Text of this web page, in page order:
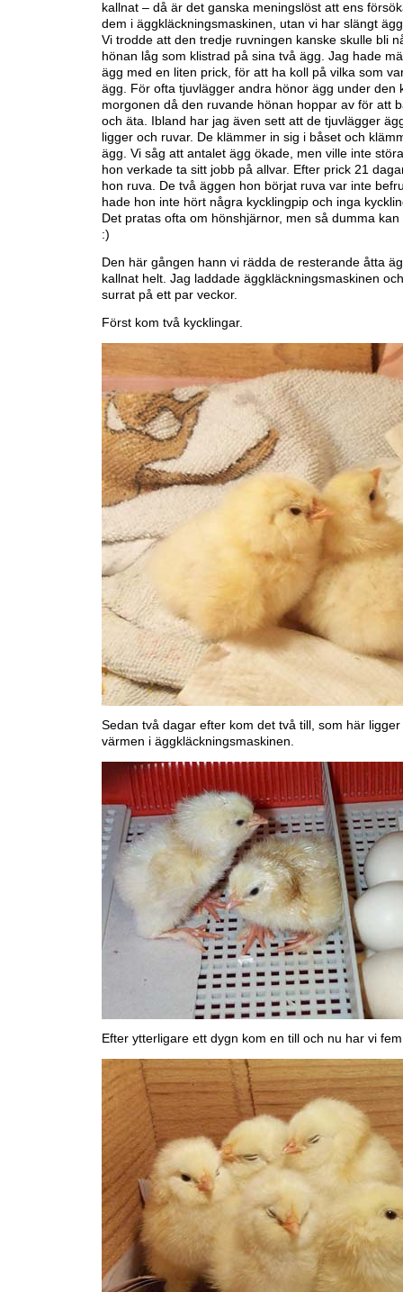
kallnat – då är det ganska meningslöst att ens
dem i äggkläckningsmaskinen, utan vi har slängt
Vi trodde att den tredje ruvningen kanske skulle bli
hönan låg som klistrad på sina två ägg. Jag hade
ägg med en liten prick, för att ha koll på vilka som
ägg. För ofta tjuvlägger andra hönor ägg under den
morgonen då den ruvande hönan hoppar av för att
och äta. Ibland har jag även sett att de tjuvlägger
ligger och ruvar. De klämmer in sig i båset och
ägg. Vi såg att antalet ägg ökade, men ville inte
hon verkade ta sitt jobb på allvar. Efter prick 21
hon ruva. De två äggen hon börjat ruva var inte
hade hon inte hört några kycklingpip och inga
Det pratas ofta om hönshjärnor, men så dumma
:)
Den här gången hann vi rädda de resterande åtta
kallnat helt. Jag laddade äggkläckningsmaskinen
surrat på ett par veckor.
Först kom två kycklingar.
Sedan två dagar efter kom det två till, som här
värmen i äggkläckningsmaskinen.
Efter ytterligare ett dygn kom en till och nu har vi